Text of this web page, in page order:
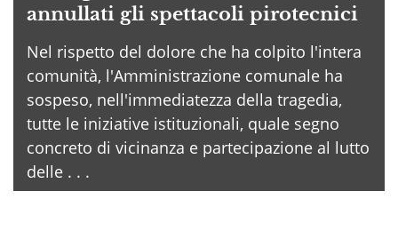
annullati gli spettacoli pirotecnici
Nel rispetto del dolore che ha colpito l'intera
comunità, l'Amministrazione comunale ha
sospeso, nell'immediatezza della tragedia,
tutte le iniziative istituzionali, quale segno
concreto di vicinanza e partecipazione al lutto
delle . . .